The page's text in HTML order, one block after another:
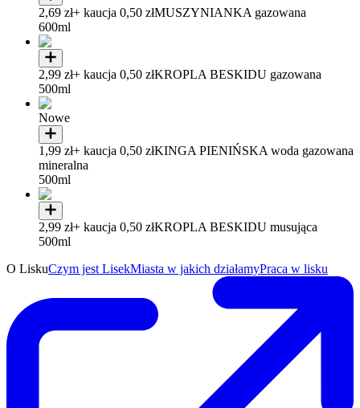
2,69 zł+ kaucja 0,50 złMUSZYNIANKA gazowana
600ml
2,99 zł+ kaucja 0,50 złKROPLA BESKIDU gazowana
500ml
Nowe
1,99 zł+ kaucja 0,50 złKINGA PIENIŃSKA woda gazowana
mineralna
500ml
2,99 zł+ kaucja 0,50 złKROPLA BESKIDU musująca
500ml
O LiskuCzym jest LisekMiasta w jakich działamyPraca w lisku